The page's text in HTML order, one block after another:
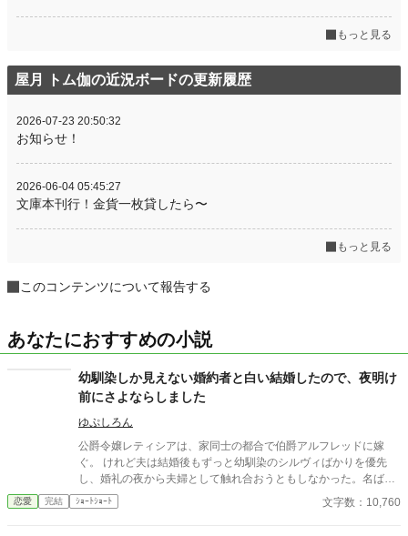
もっと見る
屋月 トム伽の近況ボードの更新履歴
2026-07-23 20:50:32
お知らせ！
2026-06-04 05:45:27
文庫本刊行！金貨一枚貸したら〜
もっと見る
このコンテンツについて報告する
あなたにおすすめの小説
幼馴染しか見えない婚約者と白い結婚したので、夜明け
前にさよならしました
ゆぷしろん
公爵令嬢レティシアは、家同士の都合で伯爵アルフレッドに嫁
ぐ。 けれど夫は結婚後もずっと幼馴染のシルヴィばかりを優先
し、婚礼の夜から夫婦として触れ合おうともしなかった。名ばか
りの妻として伯爵家を支え、領地経営まで立て直しても、彼にと
ってレティシアは“都合のいい伯爵夫人”でしかない。 やがて結婚
恋愛 完結 ｼｮｰﾄｼｮｰﾄ 文字数：10,760